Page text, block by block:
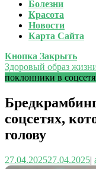
Болезни
Красота
Новости
Карта Сайта
Кнопка Закрыть
Здоровый образ
поклонники в
соцсетях,
голову
27.04.202527.04.2025|